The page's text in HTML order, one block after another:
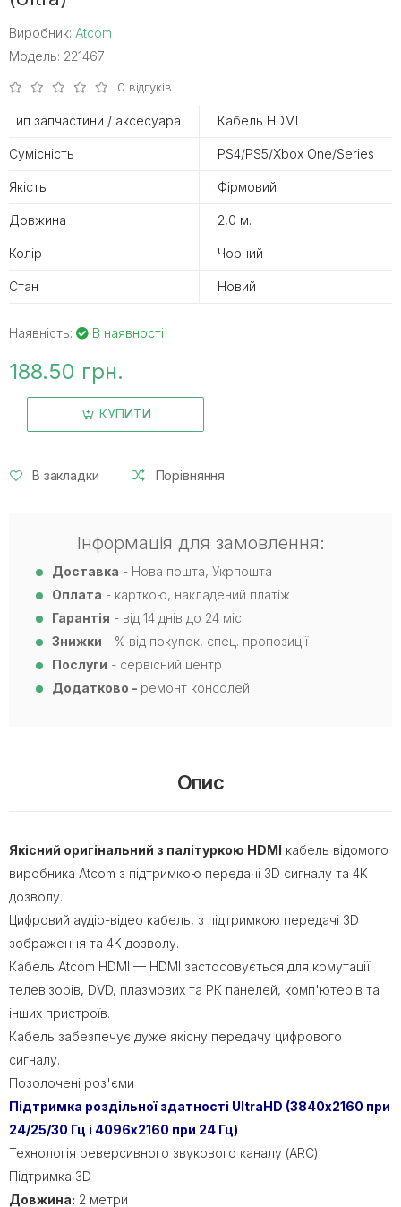
Виробник: Atcom
Модель: 221467
0 відгуків
Тип запчастини / аксесуара Кабель HDMI
Сумісність PS4/PS5/Xbox One/Series
Якість Фірмовий
Довжина 2,0 м.
Колір Чорний
Стан Новий
Наявність: В наявності
188.50 грн.
КУПИТИ
В закладки Порівняння
Інформація для замовлення:
Доставка - Нова пошта, Укрпошта
Оплата - карткою, накладений платіж
Гарантія - від 14 днів до 24 міс.
Знижки - % від покупок, спец. пропозиції
Послуги - сервісний центр
Додатково - ремонт консолей
Опис
Якісний оригінальний з палітуркою HDMI кабель відомого
виробника Atcom з підтримкою передачі 3D сигналу та 4K
дозволу.
Цифровий аудіо-відео кабель, з підтримкою передачі 3D
зображення та 4K дозволу.
Кабель Atcom HDMI — HDMI застосовується для комутації
телевізорів, DVD, плазмових та РК панелей, комп'ютерів та
інших пристроїв.
Кабель забезпечує дуже якісну передачу цифрового
сигналу.
Позолочені роз'єми
Підтримка роздільної здатності UltraHD (3840х2160 при
24/25/30 Гц і 4096х2160 при 24 Гц)
Технологія реверсивного звукового каналу (ARC)
Підтримка 3D
Довжина: 2 метри